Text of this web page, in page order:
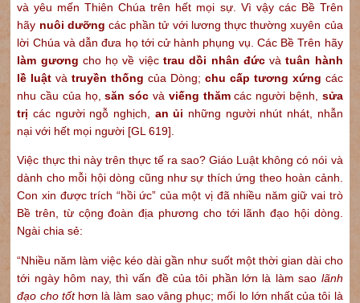
và yêu mến Thiên Chúa trên hết mọi sự. Vì vậy các Bề Trên
hãy nuôi dưỡngcác phần tử với lương thực thường xuyên của
lời Chúa và dẫn đưa họ tới cử hành phụng vụ. Các Bề Trên hãy
làm gương cho họ về việctrau dồi nhân đứcvàtuân hành
lề luật vàtruyền thốngcủa Dòng; chu cấp tương xứng các
nhu cầu của họ,săn sóc và viếng thămcác người bệnh, sửa
trị các người ngỗ nghịch, an ủi những người nhút nhát, nhẫn
nại với hết mọi người [GL 619].
Việc thực thi này trên thực tế ra sao? Giáo Luật không có nói và
dành cho mỗi hội dòng cũng như sự thích ứng theo hoàn cảnh.
Con xin được trích “hồi ức” của một vị đã nhiều năm giữ vai trò
Bề trên, từ cộng đoàn địa phương cho tới lãnh đạo hội dòng.
Ngài chia sẻ:
“Nhiều năm làm việc kéo dài gần như suốt một thời gian dài cho
tới ngày hôm nay, thì vấn đề của tôi phần lớn là làm sao lãnh
đạo cho tốthơn là làm sao vâng phục; mối lo lớn nhất của tôi là